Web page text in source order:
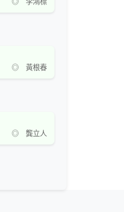
◎ 李鴻標
◎ 黃根春
◎ 龔立人